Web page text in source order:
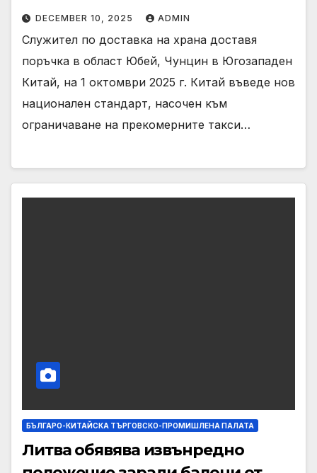
DECEMBER 10, 2025 ADMIN
Служител по доставка на храна доставя
поръчка в област Юбей, Чунцин в Югозападен
Китай, на 1 октомври 2025 г. Китай въведе нов
национален стандарт, насочен към
ограничаване на прекомерните такси…
БЪЛГАРО-КИТАЙСКА ТЪРГОВСКО-ПРОМИШЛЕНА ПАЛАТА
Литва обявява извънредно